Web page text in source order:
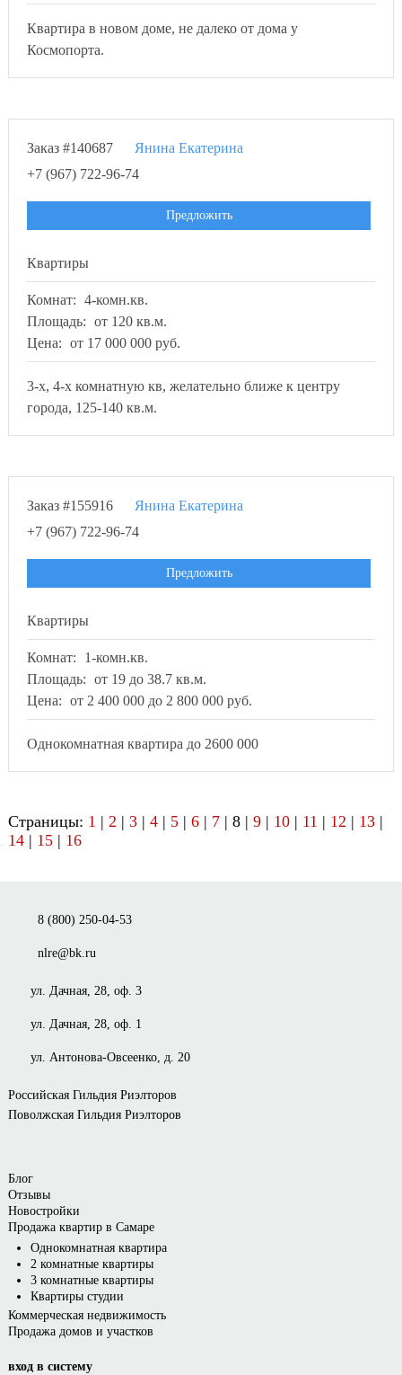
Квартира в новом доме, не далеко от дома у
Космопорта.
Заказ #140687
Янина Екатерина
+7 (967) 722-96-74
Предложить
Квартиры
Комнат: 4-комн.кв.
Площадь: от 120 кв.м.
Цена: от 17 000 000 руб.
3-х, 4-х комнатную кв, желательно ближе к центру
города, 125-140 кв.м.
Заказ #155916
Янина Екатерина
+7 (967) 722-96-74
Предложить
Квартиры
Комнат:
1-комн.кв.
Площадь: от 19 до 38.7 кв.м.
Цена: от 2 400 000 до 2 800 000 руб.
Однокомнатная квартира до 2600 000
Страницы: 1 | 2 | 3| 4| 5| 6| 7| 8 | 9| 10| 11 | 12 | 13|
14| 15| 16
8 (800) 250-04-53
nlre@bk.ru
ул. Дачная, 28, оф. 3
ул. Дачная, 28, оф. 1
ул. Антонова-Овсеенко, д. 20
Российская Гильдия Риэлторов
Поволжская Гильдия Риэлторов
Блог
Отзывы
Новостройки
Продажа квартир в Самаре
Однокомнатная квартира
2 комнатные квартиры
3 комнатные квартиры
Квартиры студии
Коммерческая недвижимость
Продажа домов и участков
вход в систему